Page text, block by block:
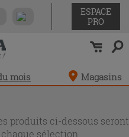
ESPACE
PRO
mois Magasins
produits ci-dessous seront
sélection.